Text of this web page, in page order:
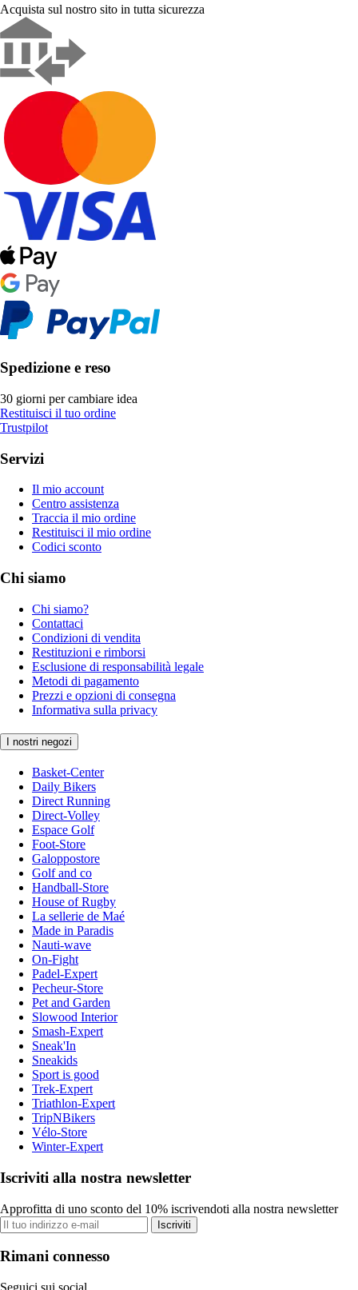
Acquista sul nostro sito in tutta sicurezza
Spedizione e reso
30 giorni per cambiare idea
Restituisci il tuo ordine
Trustpilot
Servizi
Il mio account
Centro assistenza
Traccia il mio ordine
Restituisci il mio ordine
Codici sconto
Chi siamo
Chi siamo?
Contattaci
Condizioni di vendita
Restituzioni e rimborsi
Esclusione di responsabilità legale
Metodi di pagamento
Prezzi e opzioni di consegna
Informativa sulla privacy
I nostri negozi
Basket-Center
Daily Bikers
Direct Running
Direct-Volley
Espace Golf
Foot-Store
Galoppostore
Golf and co
Handball-Store
House of Rugby
La sellerie de Maé
Made in Paradis
Nauti-wave
On-Fight
Padel-Expert
Pecheur-Store
Pet and Garden
Slowood Interior
Smash-Expert
Sneak'In
Sneakids
Sport is good
Trek-Expert
Triathlon-Expert
TripNBikers
Vélo-Store
Winter-Expert
Iscriviti alla nostra newsletter
Approfitta di uno sconto del 10% iscrivendoti alla nostra newsletter
Iscriviti
Rimani connesso
Seguici sui social